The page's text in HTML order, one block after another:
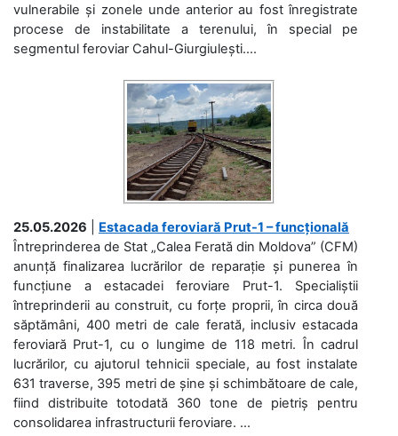
vulnerabile și zonele unde anterior au fost înregistrate
procese de instabilitate a terenului, în special pe
segmentul feroviar Cahul-Giurgiulești....
25.05.2026
Estacada feroviară Prut-1 – funcțională
Întreprinderea de Stat „Calea Ferată din Moldova” (CFM)
anunță finalizarea lucrărilor de reparație și punerea în
funcțiune a estacadei feroviare Prut-1. Specialiștii
întreprinderii au construit, cu forțe proprii, în circa două
săptămâni, 400 metri de cale ferată, inclusiv estacada
feroviară Prut-1, cu o lungime de 118 metri. În cadrul
lucrărilor, cu ajutorul tehnicii speciale, au fost instalate
631 traverse, 395 metri de șine și schimbătoare de cale,
fiind distribuite totodată 360 tone de pietriș pentru
consolidarea infrastructurii feroviare. ...